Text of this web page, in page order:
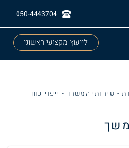
050-4443704
לייעוץ מקצועי ראשוני
- שירותי המשרד - ייפוי כוח